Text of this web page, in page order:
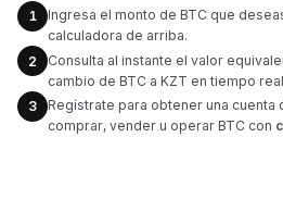
1
Ingresa el monto de BTC que
calculadora de arriba.
2
Consulta al instante el valor
cambio de BTC a KZT en tiempo
3
Regístrate para obtener una cuenta
comprar, vender u operar BTC con